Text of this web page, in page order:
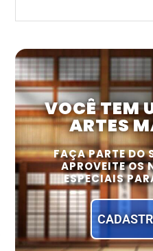
VOCÊ TEM
ARTES
FAÇA PARTE DO
APROVEITE OS
ESPECIAIS